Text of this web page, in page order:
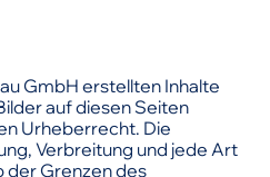
GmbH erstellten Inhalte
auf diesen Seiten
Urheberrecht. Die
Verbreitung und jede Art
der Grenzen des